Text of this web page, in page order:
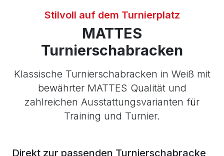
Stilvoll auf dem Turnierplatz
MATTES
Turnierschabracken
Klassische Turnierschabracken in Weiß mit
bewährter MATTES Qualität und
zahlreichen Ausstattungsvarianten für
Training und Turnier.
Direkt zur passenden Turnierschabracke